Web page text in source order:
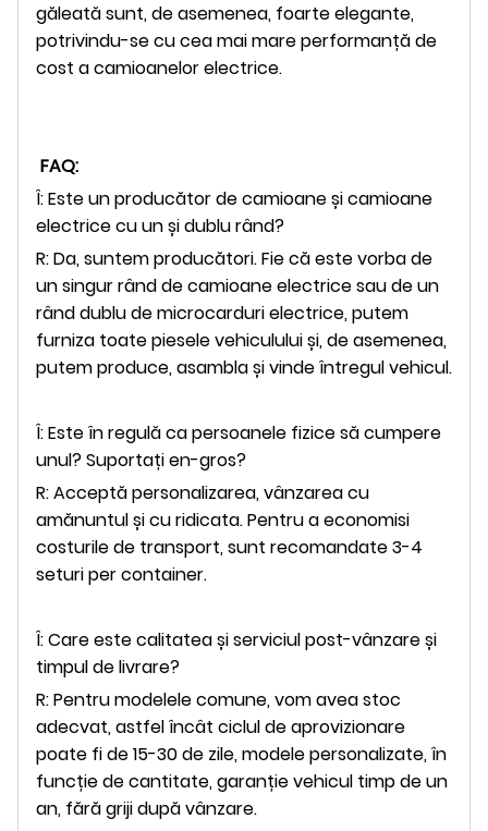
găleată sunt, de asemenea, foarte elegante,
potrivindu-se cu cea mai mare performanță de
cost a camioanelor electrice.
FAQ:
Î: Este un producător de camioane și camioane
electrice cu un și dublu rând?
R: Da, suntem producători. Fie că este vorba de
un singur rând de camioane electrice sau de un
rând dublu de microcarduri electrice, putem
furniza toate piesele vehiculului și, de asemenea,
putem produce, asambla și vinde întregul vehicul.
Î: Este în regulă ca persoanele fizice să cumpere
unul? Suportați en-gros?
R: Acceptă personalizarea, vânzarea cu
amănuntul și cu ridicata. Pentru a economisi
costurile de transport, sunt recomandate 3-4
seturi per container.
Î: Care este calitatea și serviciul post-vânzare și
timpul de livrare?
R: Pentru modelele comune, vom avea stoc
adecvat, astfel încât ciclul de aprovizionare
poate fi de 15-30 de zile, modele personalizate, în
funcție de cantitate, garanție vehicul timp de un
an, fără griji după vânzare.